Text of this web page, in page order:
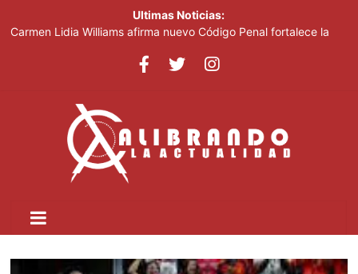
Ultimas Noticias:
Carmen Lidia Williams afirma nuevo Código Penal fortalece la
El Festival Internacional del Sombrero regresa a Ocoa con una
violencia contra niñas, niños y mujeres
Kamilolf indetenible con tema “No lo beses”
Presidente Abinader abrirá XVI congreso internacional de
dirección de proyectos de PMI República Dominicana